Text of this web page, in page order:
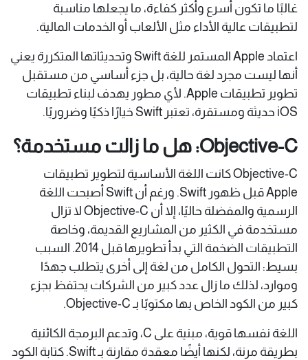
غالبًا ما تكون أسرع وأكثر كفاءة، ما يجعلها مناسبة
لتطبيقات عالية الأداء مثل الألعاب أو الخدمات المالية.
اعتماد Apple المستمر للغة Swift وتحديثاتها المتكررة يعني
أنها ليست مجرد لغة حالية، بل جزء أساسي من مستقبل
تطوير تطبيقات Apple. لأي مطور يهدف لبناء تطبيقات
iOS حديثة ومستقرة، تعتبر Swift خيارًا ذكيًا وضروريًا.
Objective-C: هل ما زالت مستخدمة؟
Objective-C كانت اللغة الأساسية لتطوير تطبيقات
Apple قبل ظهور Swift. ورغم أن Swift أصبحت اللغة
الرسمية والمفضلة حاليًا، إلا أن Objective-C لا تزال
مستخدمة في الكثير من المشاريع القديمة، وخاصة
التطبيقات الضخمة التي بدأ تطويرها قبل 2014. السبب
بسيط: التحول الكامل من لغة إلى أخرى يتطلب جهدًا
وموارد، لذلك ما زال عدد كبير من الشركات يحتفظ بجزء
كبير من الكود الخاص بها مكتوبًا بـ Objective-C.
اللغة نفسها قوية، مبنية على C، وتدعم البرمجة الكائنية
بطريقة مرنة، لكنها أيضًا معقدة مقارنة بـ Swift. كتابة الكود